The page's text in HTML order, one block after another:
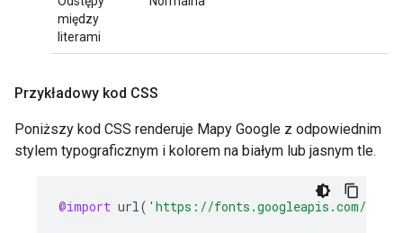
między
literami
Przykładowy kod CSS
Poniższy kod CSS renderuje Mapy Google z odpowiednim
stylem typograficznym i kolorem na białym lub jasnym tle.
@import url( 'https://fonts.googleapis.com/